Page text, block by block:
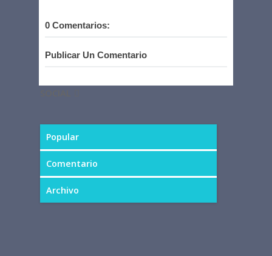
0 Comentarios:
Publicar Un Comentario
Popular
Comentario
Archivo